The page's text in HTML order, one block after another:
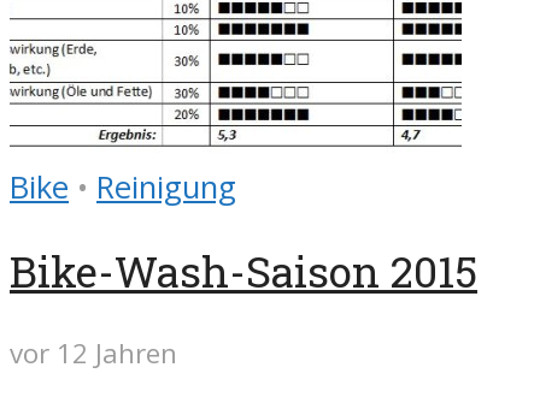
Bike • Reinigung
Bike-Wash-Saison 2015
vor 12 Jahren